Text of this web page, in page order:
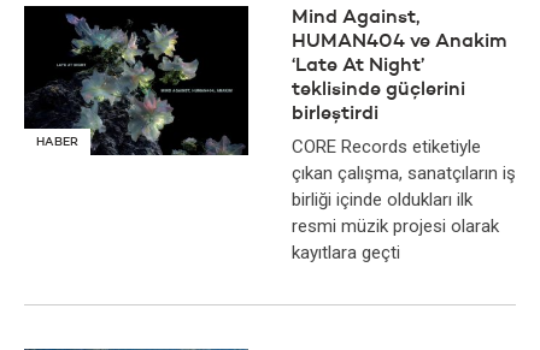
HABER
Mind Against,
HUMAN404 ve Anakim
‘Late At Night’
teklisinde güçlerini
birleştirdi
CORE Records etiketiyle
çıkan çalışma, sanatçıların iş
birliği içinde oldukları ilk
resmi müzik projesi olarak
kayıtlara geçti